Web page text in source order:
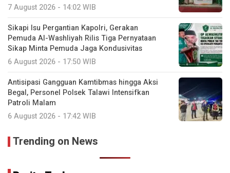
7 August 2026 - 14:02 WIB
Sikapi Isu Pergantian Kapolri, Gerakan
Pemuda Al-Washliyah Rilis Tiga Pernyataan
Sikap Minta Pemuda Jaga Kondusivitas
6 August 2026 - 17:50 WIB
Antisipasi Gangguan Kamtibmas hingga Aksi
Begal, Personel Polsek Talawi Intensifkan
Patroli Malam
6 August 2026 - 17:42 WIB
Trending on News